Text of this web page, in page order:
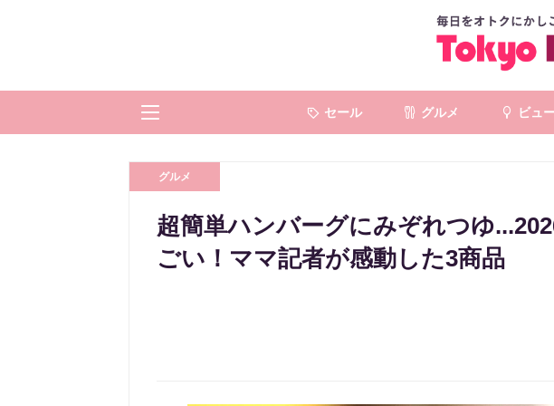
セール グルメ ビュ
グルメ
超簡単ハンバーグにみぞれつゆ
ごい！ママ記者が感動した3商品